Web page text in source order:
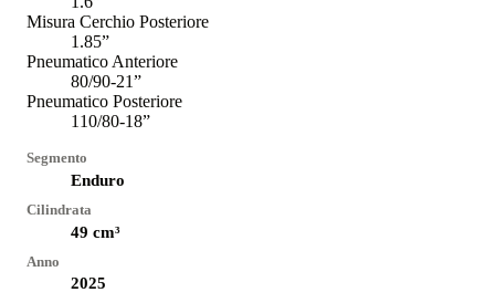
Misura Cerchio Posteriore
1.85”
Pneumatico Anteriore
80/90-21”
Pneumatico Posteriore
110/80-18”
Segmento
Enduro
Cilindrata
49 cm³
Anno
2025